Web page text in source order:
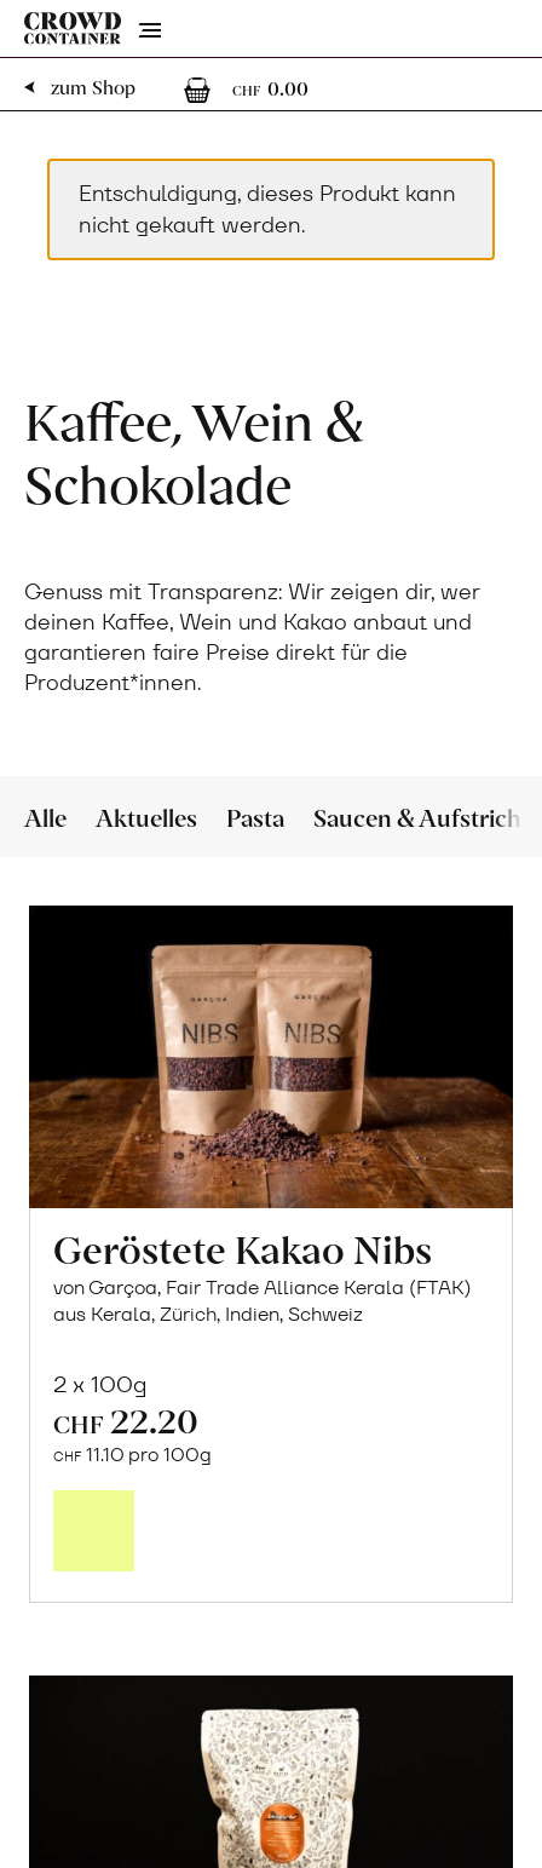
Menu
zum Shop
CHF 0.00
Entschuldigung, dieses Produkt kann
nicht gekauft werden.
Kaffee, Wein &
Schokolade
Genuss mit Transparenz: Wir zeigen dir, wer
deinen Kaffee, Wein und Kakao anbaut und
garantieren faire Preise direkt für die
Produzent*innen.
Alle Aktuelles Pasta Saucen & Aufstriche
Geröstete Kakao Nibs
von Garçoa, Fair Trade Alliance Kerala (FTAK)
aus Kerala, Zürich, Indien, Schweiz
2 x 100g
CHF 22.20
CHF 11.10 pro 100g